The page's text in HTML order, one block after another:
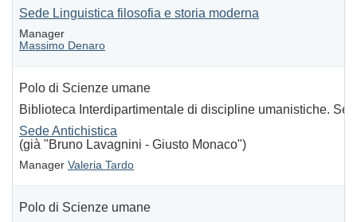
Sede Linguistica filosofia e storia moderna
Manager
Massimo Denaro
Polo di Scienze umane
Biblioteca Interdipartimentale di discipline umanistiche.
Sede Antichistica
(già "Bruno Lavagnini - Giusto Monaco")
Manager Valeria Tardo
Polo di Scienze umane